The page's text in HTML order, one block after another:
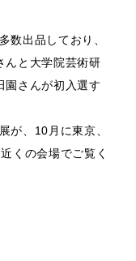
数出品しており、
んと大学院芸術研
園さんが初入選す
が、10月に東京、
くの会場でご覧く